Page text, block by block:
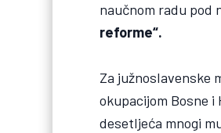
naučnom radu pod
reforme“.
Za južnoslavenske
okupacijom Bosne
desetljeća mnogi